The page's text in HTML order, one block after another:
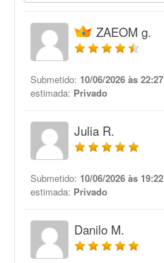
ZAEOM g.
Submetido: 10/06/2026 às 22:27
estimada: Privado
Julia R.
Submetido: 10/06/2026 às 19:22
estimada: Privado
Danilo M.